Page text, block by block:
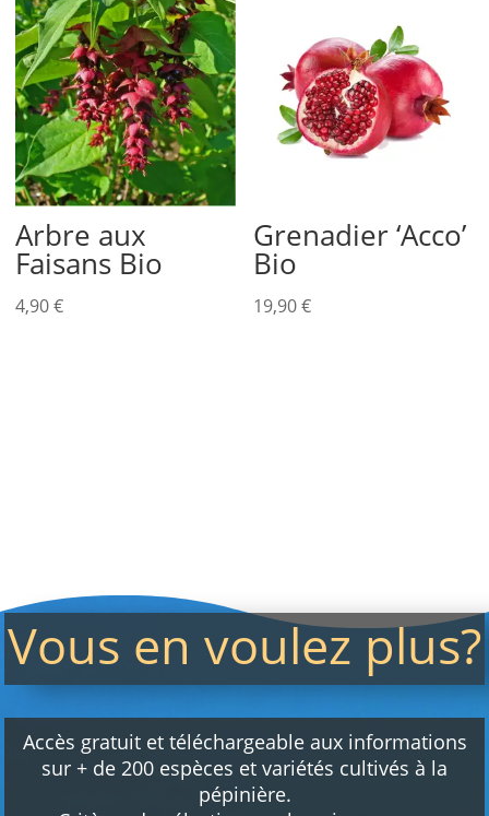
Arbre aux
Faisans Bio
4,90€
Grenadier ‘Acco’
Bio
19,90€
Vous en voulez plus?
Accès gratuit et téléchargeable aux informations
sur + de 200 espèces et variétés cultivés à la
pépinière.